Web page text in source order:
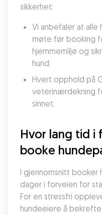
sikkerhet:
Vi anbefaler at alle
møte før booking
hjemmemiljø og
hund.
Hvert opphold på
veterinærdekning
sinnet.
Hvor lang tid i
booke
I gjennomsnitt booker
dager i forveien for
For en stressfri
hundeeiere å bekrefte